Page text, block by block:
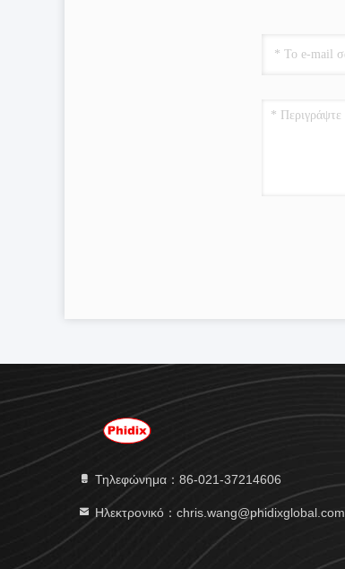
Τηλεφώνημα：86-021-37214606
Ηλεκτρονικό：chris.wang@phidixglobal.com